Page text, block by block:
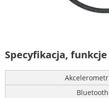
Specyfikacja, funkcje
Akcelerometr
Bluetooth